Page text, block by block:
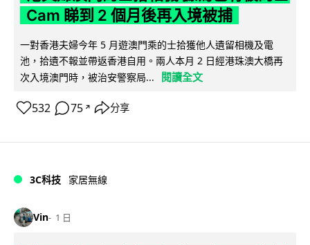
Cam 睇到 2 個月後再入境被捕
一對香港夫婦今年 5 月遊澳門乘的士拾獲他人遺留相機及電
池，拾遺不報並帶返香港自用。兩人本月 2 日經港珠澳大橋再
次入境澳門時，被治安警察局...
閱讀全文
532 75 ↗ 分享
3C科技 家居無線
Vin 1 日